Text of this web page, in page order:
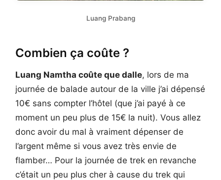
Luang Prabang
Combien ça coûte ?
Luang Namtha coûte que dalle, lors de ma
journée de balade autour de la ville j’ai dépensé
10€ sans compter l’hôtel (que j’ai payé à ce
moment un peu plus de 15€ la nuit). Vous allez
donc avoir du mal à vraiment dépenser de
l’argent même si vous avez très envie de
flamber… Pour la journée de trek en revanche
c’était un peu plus cher à cause du trek qui